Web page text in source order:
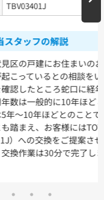
お客様より浴室の蛇
いただきました。お
年劣化が見られまし
とされています
した。今後も長く
製品（品番：
せていただき、作業
ました。